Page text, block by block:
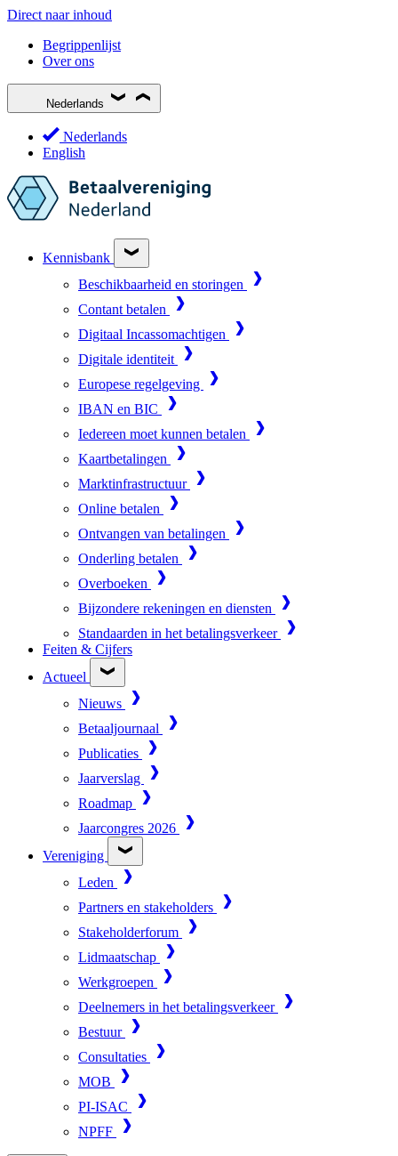
Direct naar inhoud
Begrippenlijst
Over ons
Nederlands
Nederlands
English
Kennisbank
Beschikbaarheid en storingen
Contant betalen
Digitaal Incassomachtigen
Digitale identiteit
Europese regelgeving
IBAN en BIC
Iedereen moet kunnen betalen
Kaartbetalingen
Marktinfrastructuur
Online betalen
Ontvangen van betalingen
Onderling betalen
Overboeken
Bijzondere rekeningen en diensten
Standaarden in het betalingsverkeer
Feiten & Cijfers
Actueel
Nieuws
Betaaljournaal
Publicaties
Jaarverslag
Roadmap
Jaarcongres 2026
Vereniging
Leden
Partners en stakeholders
Stakeholderforum
Lidmaatschap
Werkgroepen
Deelnemers in het betalingsverkeer
Bestuur
Consultaties
MOB
PI-ISAC
NPFF